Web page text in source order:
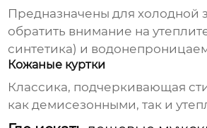
Предназначены для холодной
обратить внимание на
синтетика) и
Кожаные куртки
Классика, подчеркивающая
как демисезонными, так и